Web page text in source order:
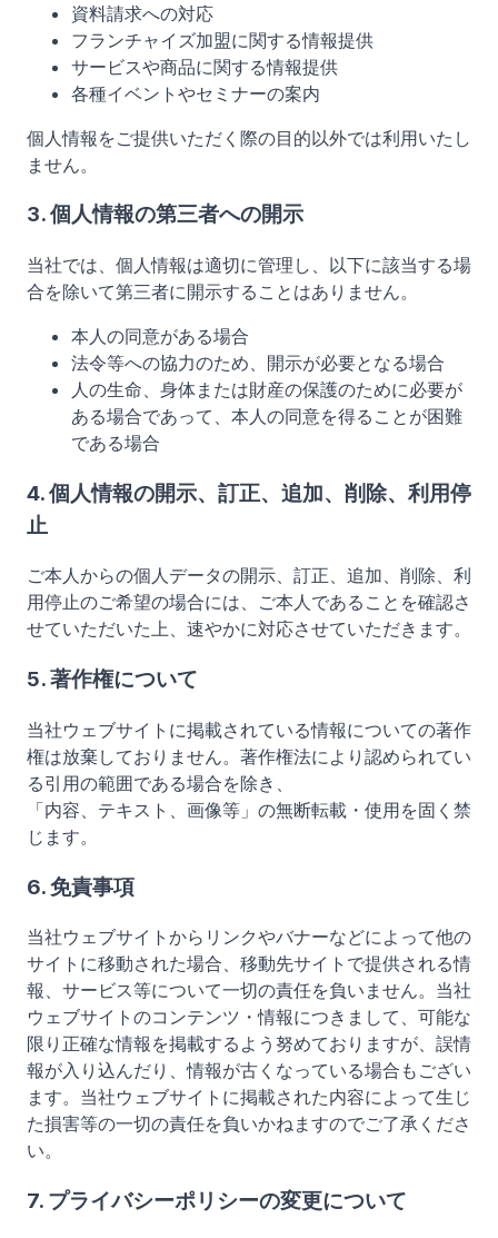
資料請求への対応
フランチャイズ加盟に関する情報提供
サービスや商品に関する情報提供
各種イベントやセミナーの案内
個人情報をご提供いただく際の目的以外では利用いたし
ません。
3. 個人情報の第三者への開示
当社では、個人情報は適切に管理し、以下に該当する場
合を除いて第三者に開示することはありません。
本人の同意がある場合
法令等への協力のため、開示が必要となる場合
人の生命、身体または財産の保護のために必要が
ある場合であって、本人の同意を得ることが困難
である場合
4. 個人情報の開示、訂正、追加、削除、利用停
止
ご本人からの個人データの開示、訂正、追加、削除、利
用停止のご希望の場合には、ご本人であることを確認さ
せていただいた上、速やかに対応させていただきます。
5. 著作権について
当社ウェブサイトに掲載されている情報についての著作
権は放棄しておりません。著作権法により認められてい
る引用の範囲である場合を除き、
「内容、テキスト、画像等」 の無断転載・使用を固く禁
じます。
6. 免責事項
当社ウェブサイトからリンクやバナーなどによって他の
サイトに移動された場合、移動先サイトで提供される情
報、サービス等について一切の責任を負いません。当社
ウェブサイトのコンテンツ・情報につきまして、可能な
限り正確な情報を掲載するよう努めておりますが、誤情
報が入り込んだり、情報が古くなっている場合もござい
ます。当社ウェブサイトに掲載された内容によって生じ
た損害等の一切の責任を負いかねますのでご了承くださ
い。
7. プライバシーポリシーの変更について